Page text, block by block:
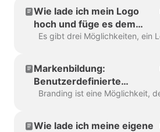
Wie lade ich mein Logo
hoch und füge es dem
Video hinzu?
Markenbildung:
Benutzerdefinierte
Schriftarten, Logos,
Wie lade ich meine eigene